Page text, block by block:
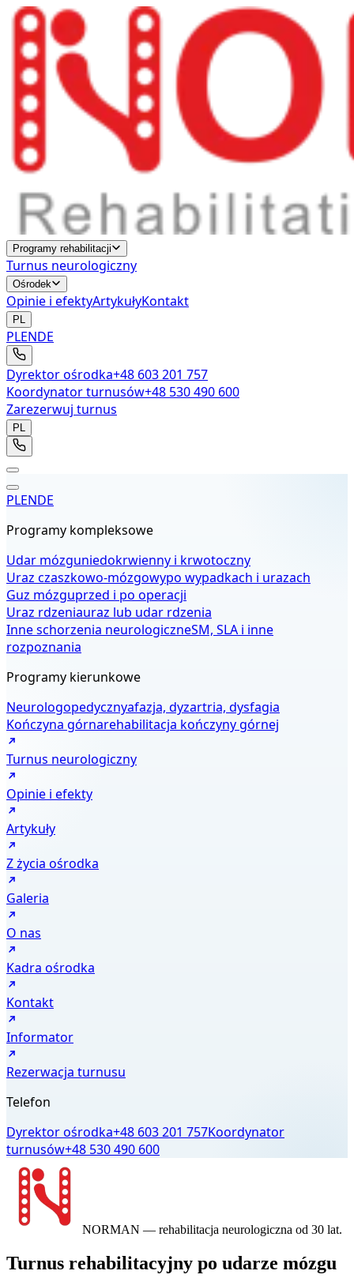
Programy rehabilitacji
Turnus neurologiczny
Ośrodek
Opinie i efektyArtykułyKontakt
PL
PLENDE
Dyrektor ośrodka+48 603 201 757
Koordynator turnusów+48 530 490 600
Zarezerwuj turnus
PL
PLENDE
Programy kompleksowe
Udar mózguniedokrwienny i krwotoczny
Uraz czaszkowo-mózgowypo wypadkach i urazach
Guz mózguprzed i po operacji
Uraz rdzeniauraz lub udar rdzenia
Inne schorzenia neurologiczneSM, SLA i inne
rozpoznania
Programy kierunkowe
Neurologopedycznyafazja, dyzartria, dysfagia
Kończyna górnarehabilitacja kończyny górnej
Turnus neurologiczny
Opinie i efekty
Artykuły
Z życia ośrodka
Galeria
O nas
Kadra ośrodka
Kontakt
Informator
Rezerwacja turnusu
Telefon
Dyrektor ośrodka+48 603 201 757Koordynator
turnusów+48 530 490 600
NORMAN — rehabilitacja neurologiczna od 30 lat.
Turnus rehabilitacyjny po udarze mózgu